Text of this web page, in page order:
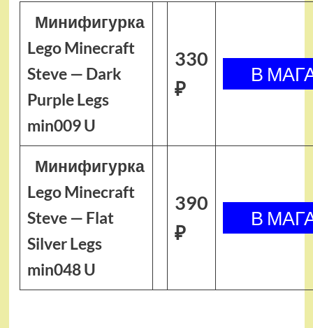
Минифигурка
Lego Minecraft
Steve — Dark
Purple Legs
min009 U
330
₽
Минифигурка
Lego Minecraft
Steve — Flat
Silver Legs
min048 U
390
₽